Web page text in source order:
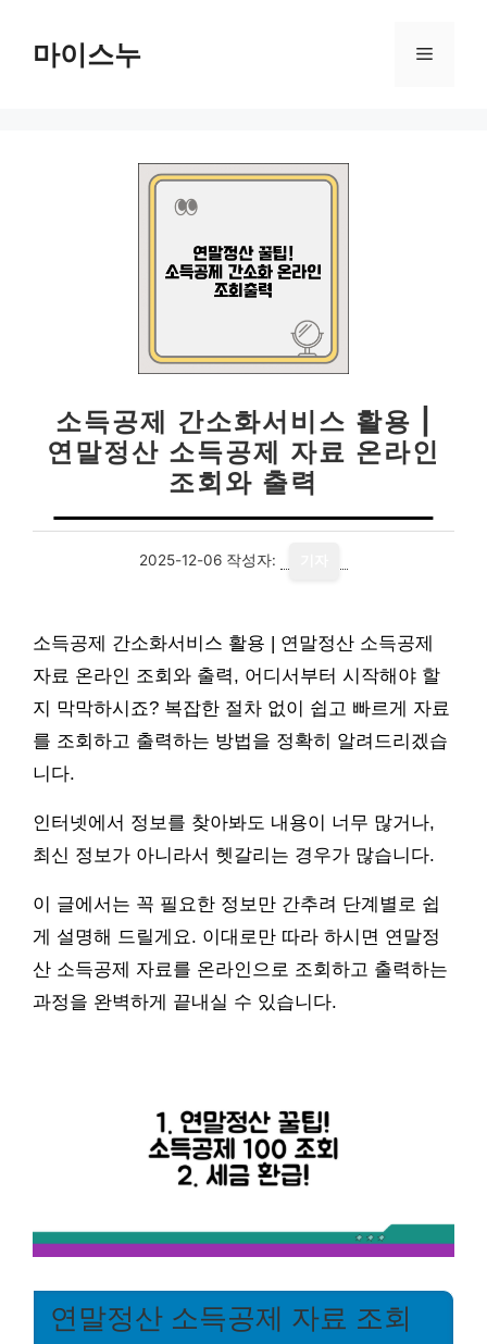
마이스누 메
소득공제 간소화서비스 활용 |
연말정산 소득공제 자료 온라인
조회와 출력
2025-12-06 작성자:
소득공제 간소화서비스 활용 | 연말정산 소득공제
자료 온라인 조회와 출력, 어디서부터 시작해야 할
지 막막하시죠? 복잡한 절차 없이 쉽고 빠르게 자료
를 조회하고 출력하는 방법을 정확히 알려드리겠습
니다.
인터넷에서 정보를 찾아봐도 내용이 너무 많거나,
최신 정보가 아니라서 헷갈리는 경우가 많습니다.
이 글에서는 꼭 필요한 정보만 간추려 단계별로 쉽
게 설명해 드릴게요. 이대로만 따라 하시면 연말정
산 소득공제 자료를 온라인으로 조회하고 출력하는
과정을 완벽하게 끝내실 수 있습니다.
연말정산 소득공제 자료 조회